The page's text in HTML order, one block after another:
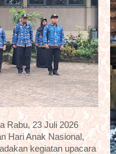
Rabu, 23 Juli 2026
Hari Anak Nasional,
kegiatan upacara